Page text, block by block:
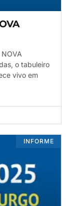
o tabuleiro
vivo em
INFORME